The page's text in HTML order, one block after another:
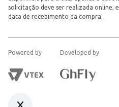
solicitação deve ser realizada online,
data de recebimento da compra.
Powered by Developed by